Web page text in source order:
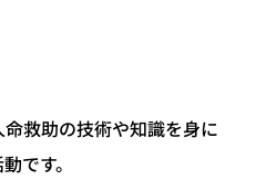
救助の技術や知識を身に
です。